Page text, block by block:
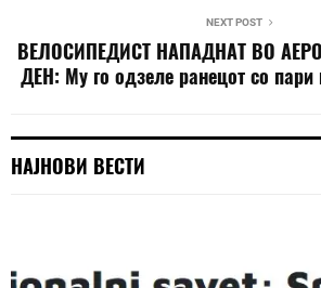
NEXT POST
ВЕЛОСИПЕДИСТ НАПАДНАТ ВО
ДЕН: Му го одзеле ранецот со пари
НАЈНОВИ ВЕСТИ